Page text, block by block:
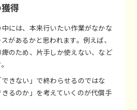
得
には、本来行いたい作業がなかな
があるかと思われます。例えば、
のため、片手しか使えない、など
きない」で終わらせるのではな
るのか」を考えていくのが代償手